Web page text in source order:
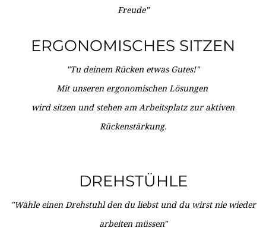
Freude"
ERGONOMISCHES SITZEN
"Tu deinem Rücken etwas Gutes!"
Mit unseren ergonomischen Lösungen
wird sitzen und stehen am Arbeitsplatz zur aktiven
Rückenstärkung.
DREHSTÜHLE
"Wähle einen Drehstuhl den du liebst und du wirst nie wieder
arbeiten müssen"